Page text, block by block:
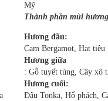
Mỹ
Thành phần mùi
Hương đầu:
Cam Bergamot, Hạt tiêu
Hương giữa
: Gỗ tuyết tùng, Cây xô
Hương cuối:
Đậu Tonka, Hổ phách,